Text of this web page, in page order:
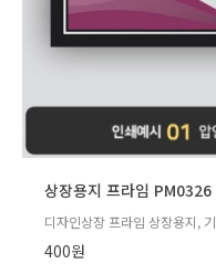
상장용지 프라임 PM0326
디자인상장 프라임 상장용지,
400원